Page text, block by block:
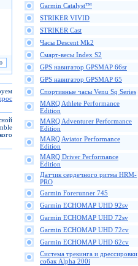
Garmin Catalyst™
STRIKER VIVID
STRIKER Cast
Часы Descent Mk2
Смарт-весы Index S2
GPS навигатор GPSMAP 66sr
GPS навигатор GPSMAP 65
Спортивные часы Venu Sq Series
MARQ Athlete Performance
Edition
MARQ Adventurer Performance
Edition
MARQ Aviator Performance
Edition
MARQ Driver Performance
Edition
Датчик сердечного ритма HRM-
PRO
Garmin Forerunner 745
Garmin ECHOMAP UHD 92sv
Garmin ECHOMAP UHD 72sv
Garmin ECHOMAP UHD 72cv
Garmin ECHOMAP UHD 62cv
Cистема трекинга и дрессировки
собак Alpha 200i